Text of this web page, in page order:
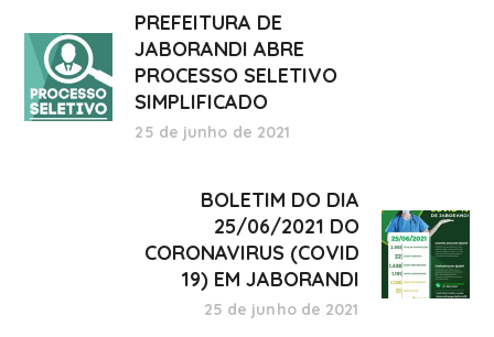
PREFEITURA DE
JABORANDI ABRE
PROCESSO SELETIVO
SIMPLIFICADO
25 de junho de 2021
BOLETIM DO DIA
25/06/2021 DO
CORONAVIRUS (COVID
19) EM JABORANDI
25 de junho de 2021